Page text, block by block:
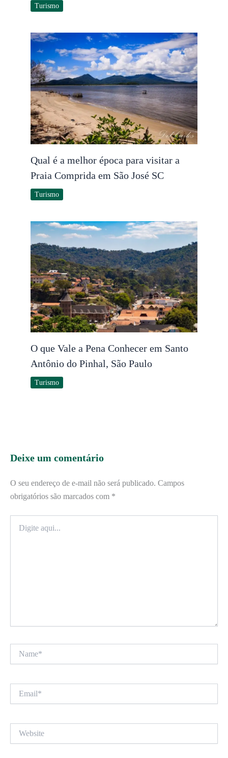
Turismo
Qual é a melhor época para visitar a
Praia Comprida em São José SC
Turismo
O que Vale a Pena Conhecer em Santo
Antônio do Pinhal, São Paulo
Turismo
Deixe um comentário
O seu endereço de e-mail não será publicado. Campos
obrigatórios são marcados com *
aqui...